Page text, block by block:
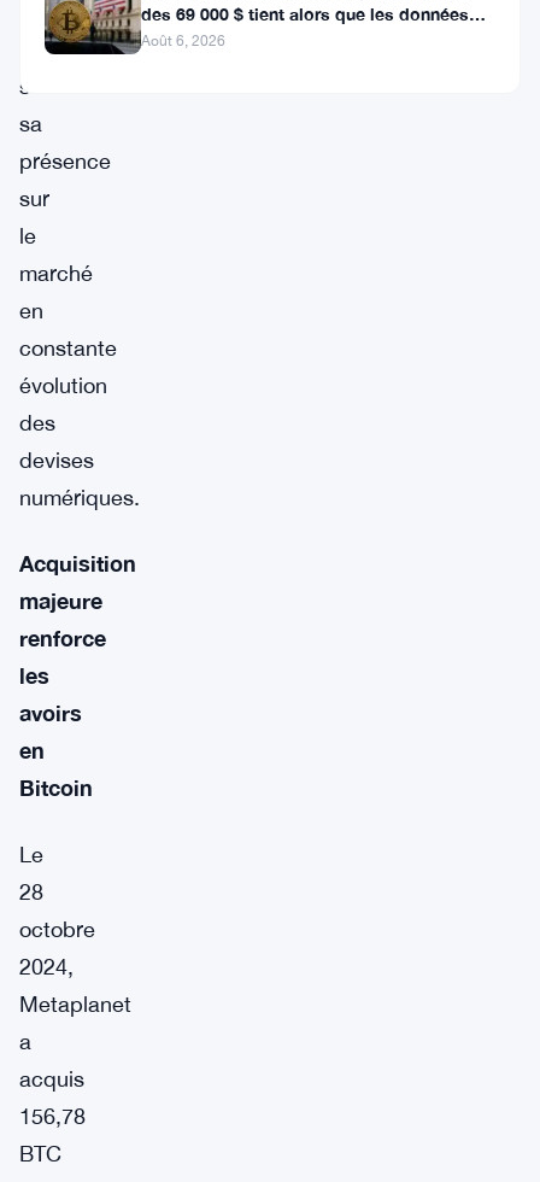
l’entreprise
pour
solidifier
sa
présence
sur
le
marché
en
constante
évolution
des
devises
numériques.
Acquisition
majeure
renforce
les
avoirs
en
Bitcoin
Le
28
octobre
2024,
Metaplanet
a
acquis
156,78
BTC
des 69 000 $ tient alors que les données
sur l’emploi se profilent
Août 6, 2026